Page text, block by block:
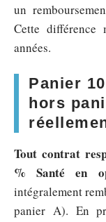
un
Cette
années.
Panier
hors
Tout contrat
% Santé en
intégralement
panier A). En